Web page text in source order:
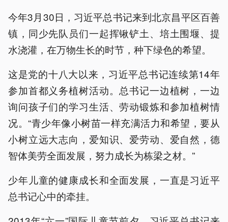
今年3月30日，习近平总书记来到北京昌平区百善
镇，同少先队员们一起挥锹铲土、培土围堰、提
水浇灌，在万物生长的时节，种下绿色的希望。
这是党的十八大以来，习近平总书记连续第14年
参加首都义务植树活动。总书记一边植树，一边
询问孩子们的学习生活、劳动锻炼和参加植树情
况。“青少年像小树苗一样充满活力和希望，要从
小树立远大志向，爱知识、爱劳动、爱自然，德
智体美劳全面发展，努力成长为栋梁之材。”
少年儿童的健康成长和全面发展，一直是习近平
总书记心中的牵挂。